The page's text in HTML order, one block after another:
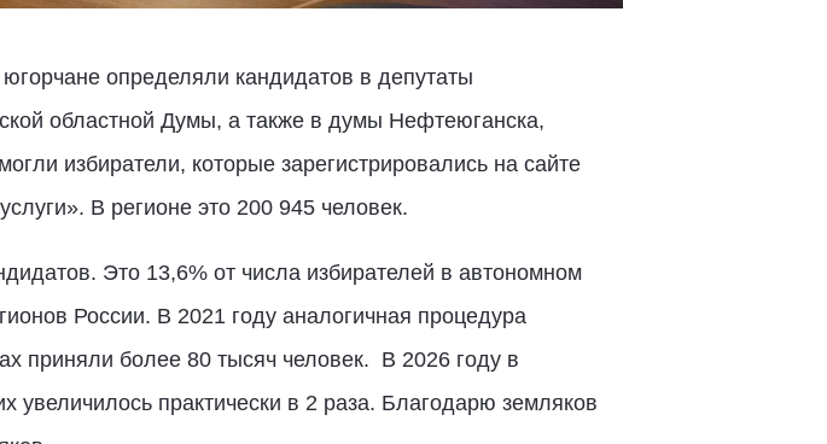
определяли кандидатов в депутаты
областной Думы, а также в думы Нефтеюганска,
избиратели, которые зарегистрировались на сайте
В регионе это 200 945 человек.
Это 13,6% от числа избирателей в автономном
России. В 2021 году аналогичная процедура
приняли более 80 тысяч человек. В 2026 году в
практически в 2 раза. Благодарю земляков